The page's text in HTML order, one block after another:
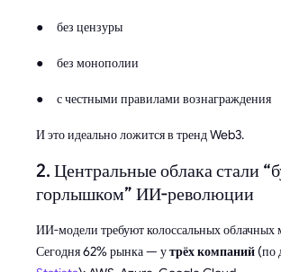
● без цензуры
● без монополии
● с честными правилами вознаграждения
И это идеально ложится в тренд Web3.
2. Центральные облака стали
горлышком” ИИ-революции
ИИ-модели требуют колоссальных облачных
Сегодня 62% рынка — утрёх компаний (по